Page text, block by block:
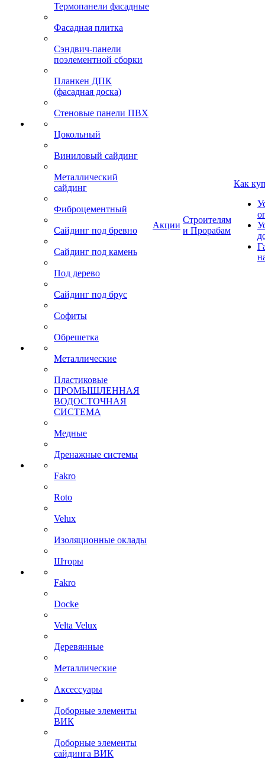
Термопанели фасадные
Фасадная плитка
Сэндвич-панели
поэлементной сборки
Планкен ДПК
(фасадная доска)
Стеновые панели ПВХ
Цокольный
Виниловый сайдинг
Металлический
сайдинг
Фиброцементный
Сайдинг под бревно
Сайдинг под камень
Под дерево
Сайдинг под брус
Софиты
Обрешетка
Металлические
Пластиковые
ПРОМЫШЛЕННАЯ
ВОДОСТОЧНАЯ
СИСТЕМА
Медные
Дренажные системы
Fakro
Roto
Velux
Изоляционные оклады
Шторы
Fakro
Docke
Velta Velux
Деревянные
Металлические
Аксессуары
Доборные элементы
ВИК
Доборные элементы
сайдинга ВИК
Акции
Строителям
и Прорабам
Как